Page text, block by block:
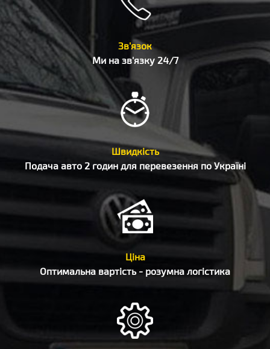
Зв'язок
Ми на зв'язку 24/7
Швидкість
Подача авто 2 годин для перевезення по Україні
Ціна
Оптимальна вартість - розумна логістика